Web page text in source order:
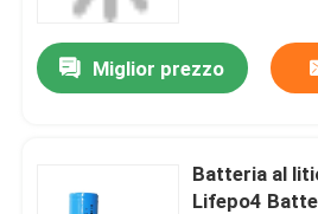
Miglior prezzo
Batteria al
Lifepo4